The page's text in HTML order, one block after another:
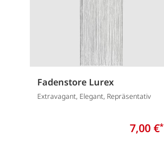
Fadenstore Lurex
Extravagant, Elegant, Repräsentativ
7,00 €*